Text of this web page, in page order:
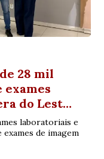
28 mil
exames
do Lest…
laboratoriais e
de imagem